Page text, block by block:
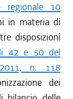
10
in materia di
disposizioni
42 e 50 del
n. 118
dei